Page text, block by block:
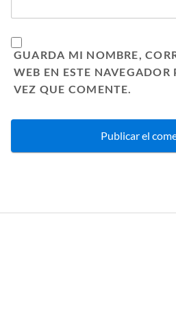
GUARDA MI NOMBRE,
WEB EN ESTE
VEZ QUE COMENTE.